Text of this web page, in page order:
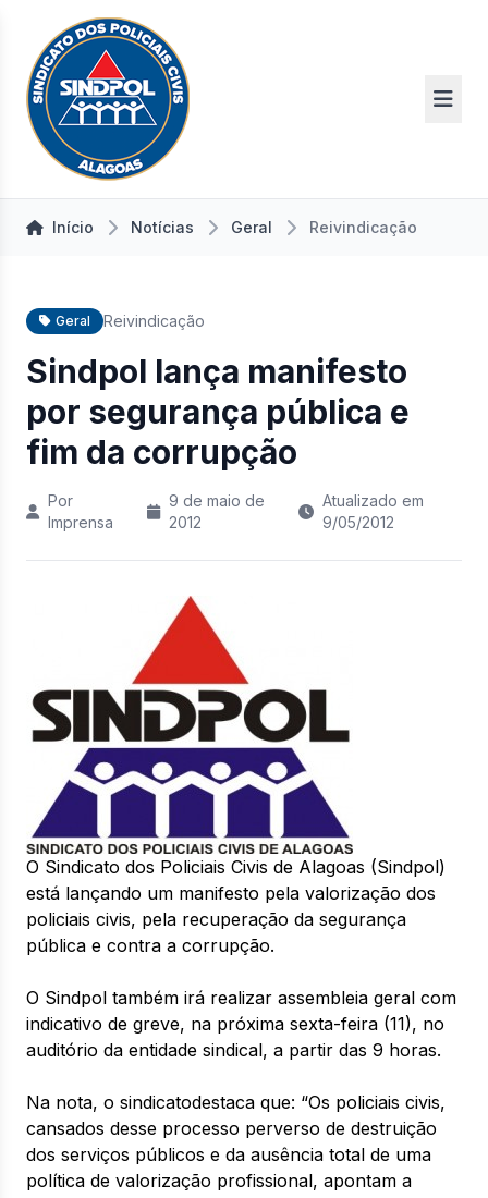
Início Notícias Geral Reivindicação
Geral Reivindicação
Sindpol lança manifesto
por segurança pública e
fim da corrupção
Por
Imprensa
9 de maio de
2012
Atualizado em
9/05/2012
O Sindicato dos Policiais Civis de Alagoas (Sindpol)
está lançando um manifesto pela valorização dos
policiais civis, pela recuperação da segurança
pública e contra a corrupção.
O Sindpol também irá realizar assembleia geral com
indicativo de greve, na próxima sexta-feira (11), no
auditório da entidade sindical, a partir das 9 horas.
Na nota, o sindicatodestaca que: “Os policiais civis,
cansados desse processo perverso de destruição
dos serviços públicos e da ausência total de uma
política de valorização profissional, apontam a